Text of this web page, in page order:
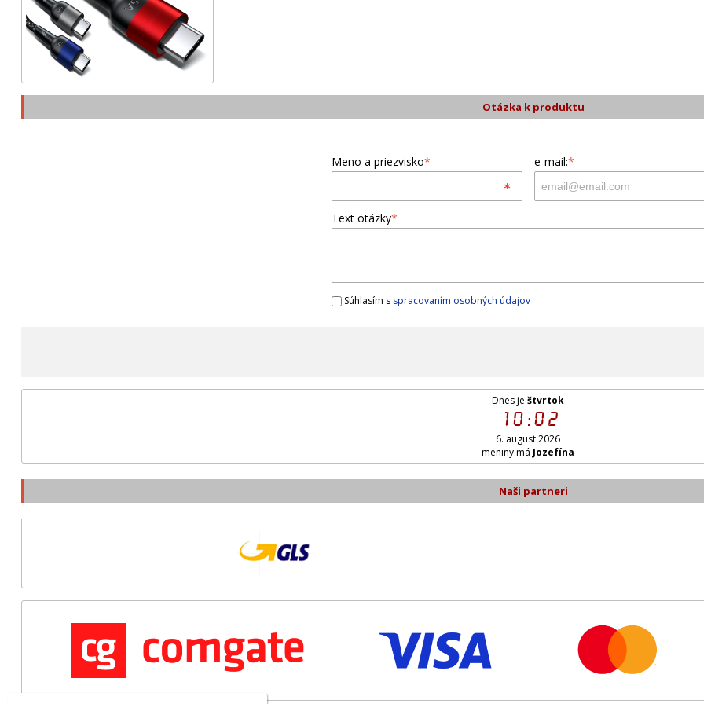
Otázka k produktu
Meno a priezvisko* e-mail:*
Text otázky*
Súhlasím s spracovaním osobných údajov
Dnes je štvrtok
10:02
6. august 2026
meniny má Jozefína
Naši partneri